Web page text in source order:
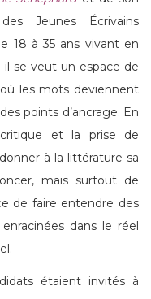
Jeunes Écrivains
18 à 35 ans vivant en
il se veut un espace de
où les mots deviennent
points d’ancrage. En
critique et la prise de
à la littérature sa
mais surtout de
de faire entendre des
dans le réel
étaient invités à